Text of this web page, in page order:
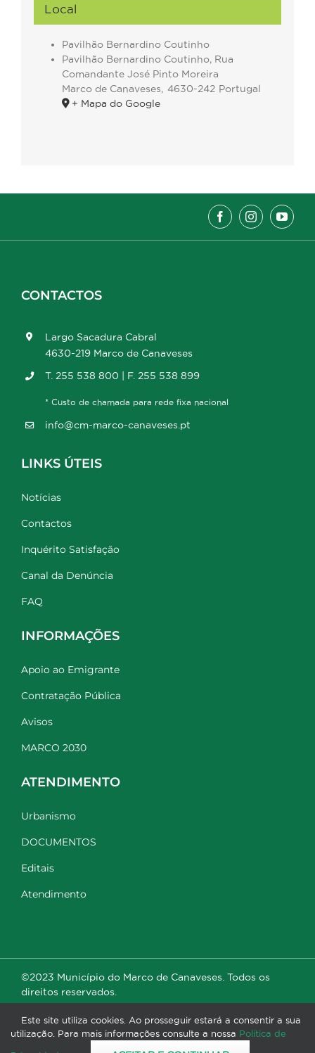
Local
Pavilhão Bernardino Coutinho
Pavilhão Bernardino Coutinho, Rua
Comandante José Pinto Moreira
Marco de Canaveses, 4630-242 Portugal
+ Mapa do Google
CONTACTOS
Largo Sacadura Cabral
4630-219 Marco de Canaveses
T. 255 538 800 | F. 255 538 899
* Custo de chamada para rede fixa nacional
info@cm-marco-canaveses.pt
LINKS ÚTEIS
Notícias
Contactos
Inquérito Satisfação
Canal da Denúncia
FAQ
INFORMAÇÕES
Apoio ao Emigrante
Contratação Pública
Avisos
MARCO 2030
ATENDIMENTO
Urbanismo
DOCUMENTOS
Editais
Atendimento
©2023 Município do Marco de Canaveses. Todos os
direitos reservados.
Este site utiliza cookies. Ao prosseguir estará a consentir a sua
utilização. Para mais informações consulte a nossa Política de